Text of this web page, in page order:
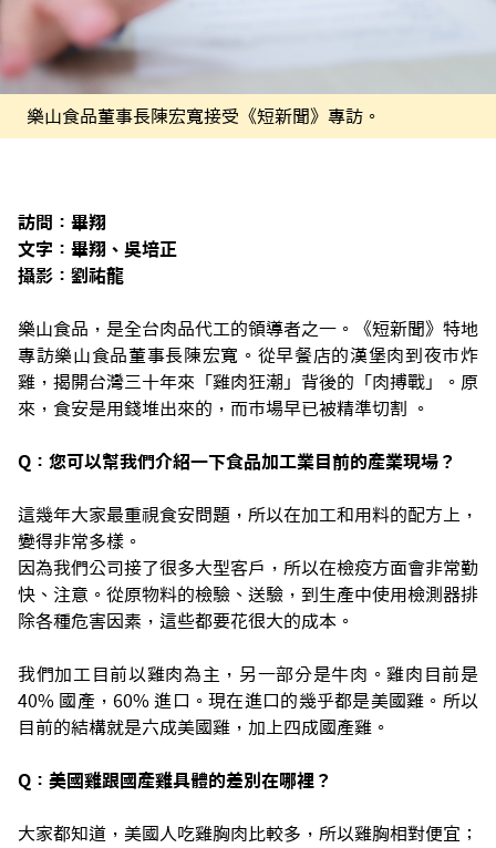
樂山食品董事長陳宏寬接受《短新聞》專訪。
訪問：畢翔
文字：畢翔、吳培正
攝影：劉祐龍
樂山食品，是全台肉品代工的領導者之一。《短新聞》特地
專訪樂山食品董事長陳宏寬。從早餐店的漢堡肉到夜市炸
雞，揭開台灣三十年來「雞肉狂潮」背後的「肉搏戰」。原
來，食安是用錢堆出來的，而市場早已被精準切割 。
Q：您可以幫我們介紹一下食品加工業目前的產業現場？
這幾年大家最重視食安問題，所以在加工和用料的配方上，
變得非常多樣。
因為我們公司接了很多大型客戶，所以在檢疫方面會非常勤
快、注意。從原物料的檢驗、送驗，到生產中使用檢測器排
除各種危害因素，這些都要花很大的成本。
我們加工目前以雞肉為主，另一部分是牛肉。雞肉目前是
40% 國產，60% 進口。現在進口的幾乎都是美國雞。所以
目前的結構就是六成美國雞，加上四成國產雞。
Q：美國雞跟國產雞具體的差別在哪裡？
大家都知道，美國人吃雞胸肉比較多，所以雞胸相對便宜；